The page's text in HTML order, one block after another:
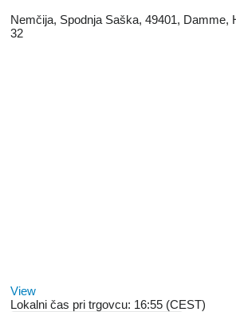
Nemčija, Spodnja Saška, 49401, Damme,
32
View
Lokalni čas pri trgovcu: 16:55 (CEST)